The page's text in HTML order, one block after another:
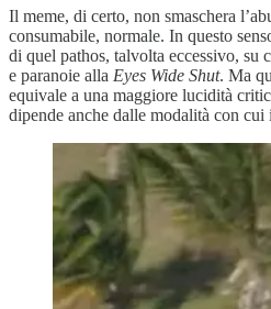
Il meme, di certo, non smaschera
consumabile, normale. In questo
di quel pathos, talvolta eccessivo, su
e paranoie alla Eyes Wide Shut. Ma
equivale a una maggiore lucidità
dipende anche dalle modalità con cui